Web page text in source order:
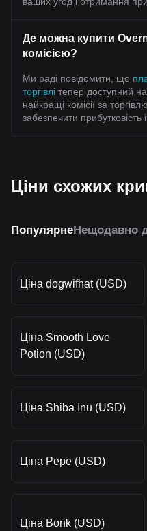
Де можна купити
комісією?
Ми раді повідомити, що
торгівлі тепер доступний
найкращі комісії за
забезпечити прибутковість
Ціни схожих
ПопулярнеНещодавно
Ціна dogwifhat (USD)
Ціна Smooth Love
Potion (USD)
Ціна Shiba Inu (USD)
Ціна Pepe (USD)
Ціна Bonk (USD)